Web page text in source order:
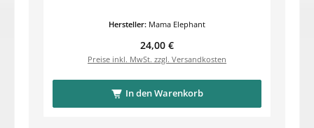
Hersteller: Mama Elephant
Regulärer Preis:
24,00 €
Preise inkl. MwSt. zzgl. Versandkosten
In den Warenkorb